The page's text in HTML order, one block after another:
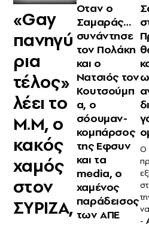
«Gay
πανηγύ
ρια
τέλος»
λέει το
Μ.Μ, ο
κακός
χαμός
στον
ΣΥΡΙΖΑ,
Οταν ο
Σαμαράς…
συνάντησε
τον Πολάκη
και ο
Νατσιός τον
Κουτσούμπ
α, ο
σόουμαν-
κομπάρσος
της Εφσυν
και τα
media, ο
χαμένος
παράδεισος
των ΑΠΕ
Ο
-